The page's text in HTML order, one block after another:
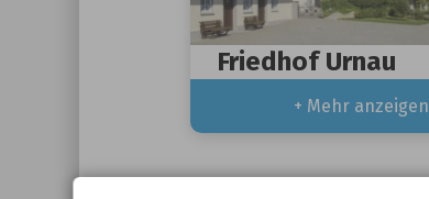
Friedhof Urnau
+ Mehr anzeigen